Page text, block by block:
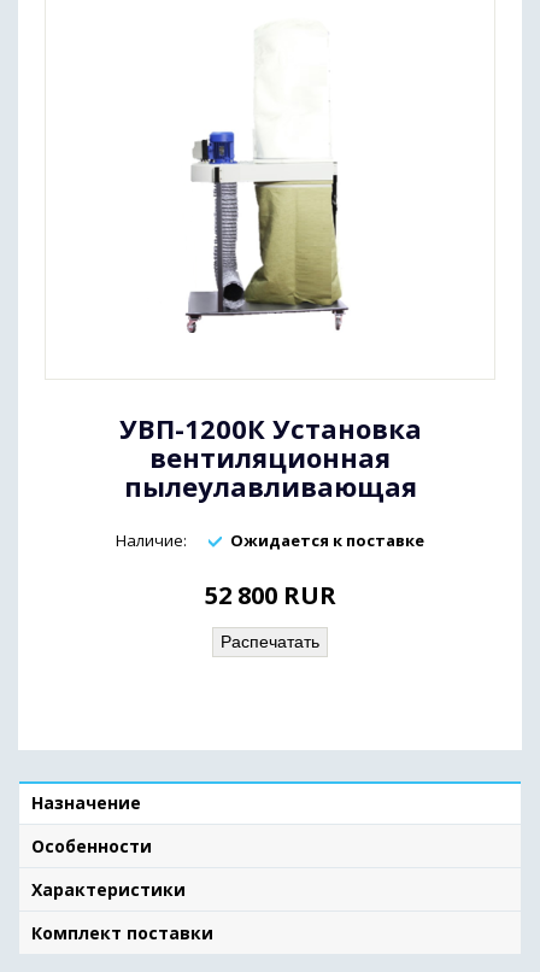
УВП-1200К Установка
вентиляционная
пылеулавливающая
Наличие: Ожидается к поставке
52 800 RUR
Распечатать
Назначение
Особенности
Характеристики
Комплект поставки